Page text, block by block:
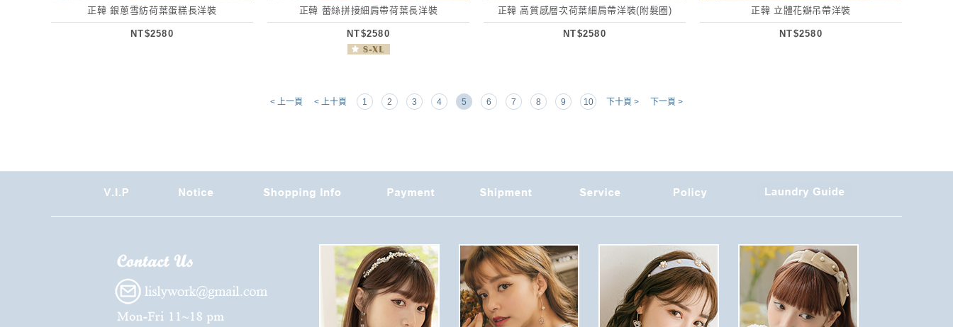
正韓 銀蔥雪紡荷葉蛋糕長洋裝
NT$2580
正韓 蕾絲拼接細肩帶荷葉長洋裝
NT$2580
正韓 高質感層次荷葉細肩帶洋裝(附髮圈)
NT$2580
正韓 立體花瓣吊帶洋裝
NT$2580
< 上一頁 < 上十頁 1 2 3 4 5 6 7 8 9 10 下十頁 > 下一頁 >